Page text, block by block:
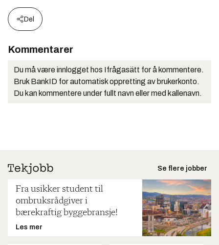
Del
Kommentarer
Du må være innlogget hos Ifrågasätt for å kommentere.
Bruk BankID for automatisk oppretting av brukerkonto.
Du kan kommentere under fullt navn eller med kallenavn.
Se flere jobber
Fra usikker student til
ombruksrådgiver i
bærekraftig byggebransje!
Les mer